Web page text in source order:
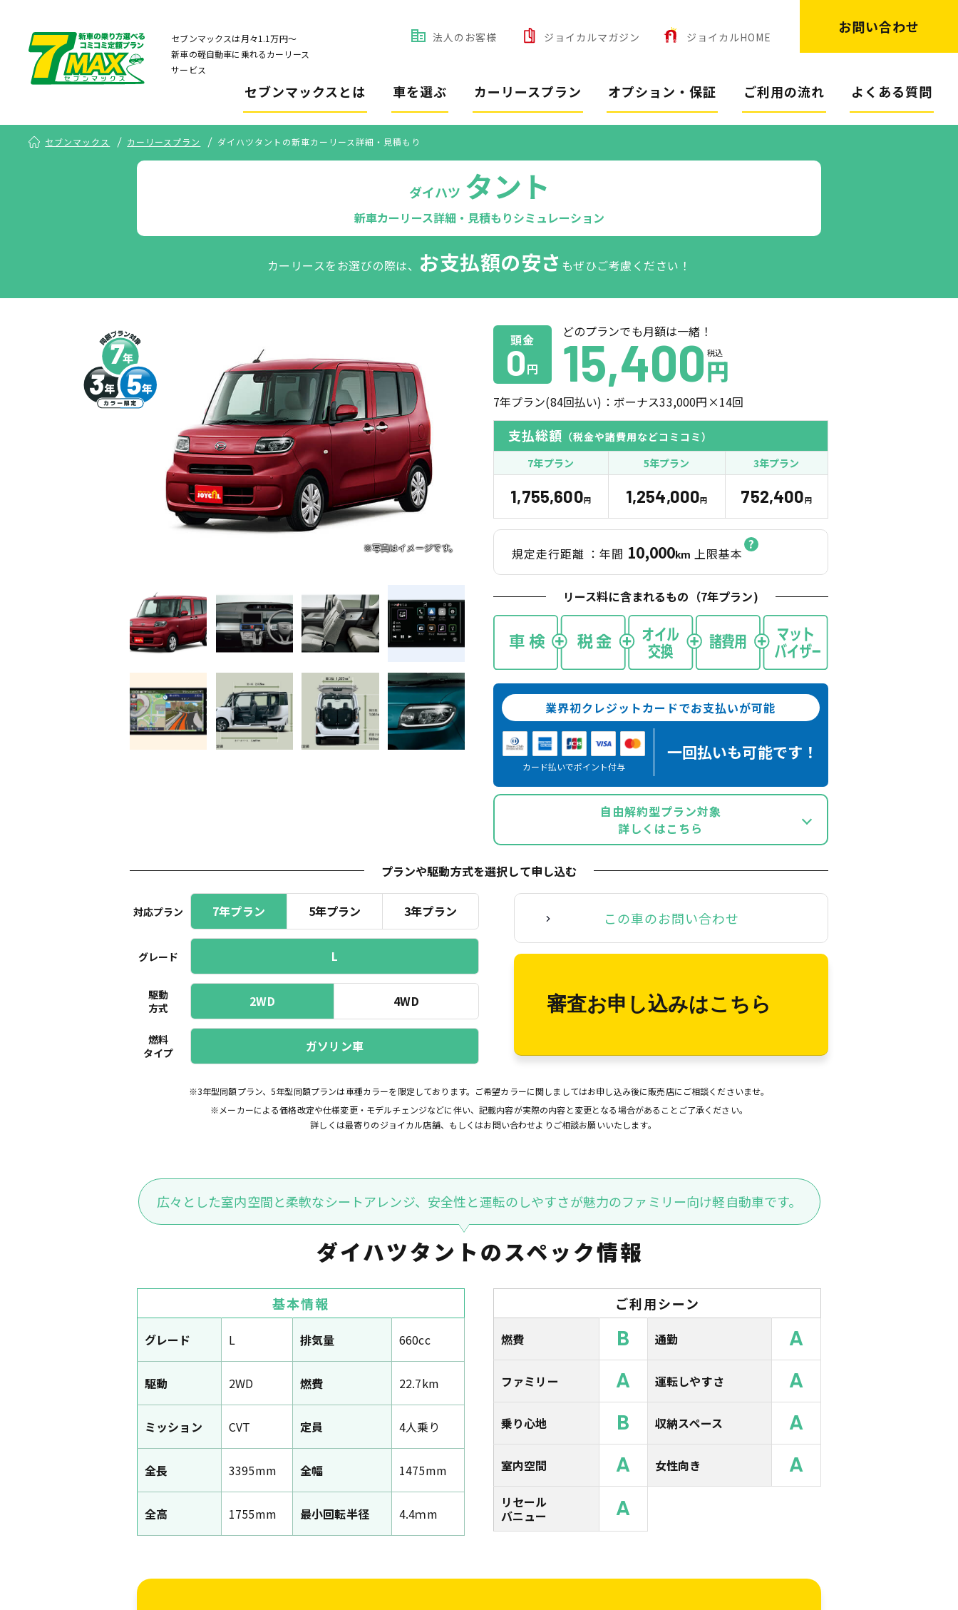
セブンマックスは月々1.1万円〜
新車の軽自動車に乗れるカーリース
サービス
法人のお客様 ジョイカルマガジン ジョイカルHOME
お問い合わせ
セブンマックスとは 車を選ぶ カーリースプラン オプション・保証 ご利用の流れ よくある質問
セブンマックス カーリースプラン ダイハツタントの新車カーリース詳細・見積もり
ダイハツ タント
新車カーリース詳細・見積もりシミュレーション
カーリースをお選びの際は、 お支払額の安さ もぜひご考慮ください！
頭金
0円
どのプランでも月額は一緒！
15,400 税込
円
7年プラン(84回払い)：ボーナス33,000円×14回
支払総額 （税金や諸費用などコミコミ）
7年プラン
5年プラン 3年プラン
1,755,600円 1,254,000円 752,400円
規定走行距離 ：年間 10,000km 上限基本
リース料に含まれるもの（7年プラン)
業界初クレジットカードでお支払いが可能
カード払いでポイント付与
一回払いも可能です！
自由解約型プラン対象
詳しくはこちら
プランや駆動方式を選択して申し込む
対応プラン 7年プラン 5年プラン 3年プラン
グレード L
駆動
方式
2WD 4WD
燃料
タイプ
ガソリン車
この車のお問い合わせ
審査お申し込みはこちら
※3年型同額プラン、5年型同額プランは車種カラーを限定しております。ご希望カラーに関しましてはお申し込み後に販売店にご相談くださいませ。
※メーカーによる価格改定や仕様変更・モデルチェンジなどに伴い、記載内容が実際の内容と変更となる場合があることご了承ください。
詳しくは最寄りのジョイカル店舗、もしくはお問い合わせよりご相談お願いいたします。
広々とした室内空間と柔軟なシートアレンジ、安全性と運転のしやすさが魅力のファミリー向け軽自動車です。
ダイハツタントのスペック情報
基本情報
グレード L 排気量 660cc
駆動 2WD 燃費 22.7km
ミッション CVT 定員 4人乗り
全長 3395mm 全幅 1475mm
全高 1755mm 最小回転半径 4.4ｍm
ご利用シーン
燃費 B 通勤 A
ファミリー A 運転しやすさ A
乗り心地 B 収納スペース A
室内空間 A 女性向き A
リセール
バニュー
A